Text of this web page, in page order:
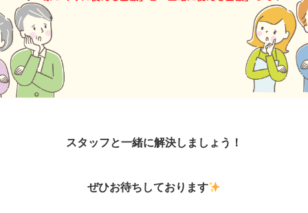
スタッフと一緒に解決しましょう！
ぜひお待ちしております